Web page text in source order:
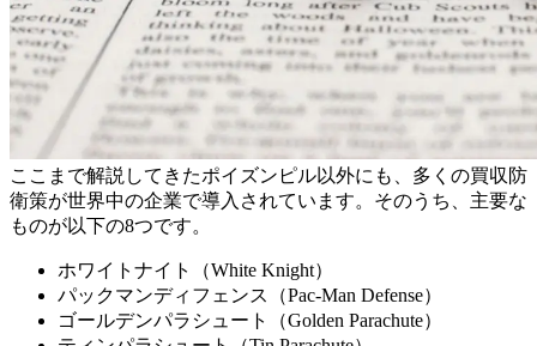
ここまで解説してきたポイズンピル以外にも、多くの買収防
衛策が世界中の企業で導入されています。そのうち、主要な
ものが以下の8つです。
ホワイトナイト（White Knight）
パックマンディフェンス（Pac-Man Defense）
ゴールデンパラシュート（Golden Parachute）